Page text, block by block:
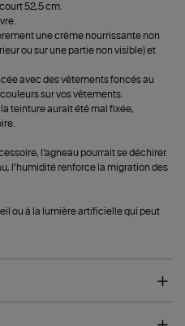
52,5 cm.
une crème nourrissante non
ou sur une partie non visible) et
avec des vêtements foncés au
sur vos vêtements.
teinture aurait été mal fixée,
l’agneau pourrait se déchirer.
l’humidité renforce la migration des
ou à la lumière artificielle qui peut